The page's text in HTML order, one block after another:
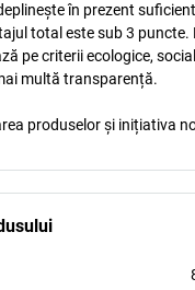
în prezent
total este sub 3
pe criterii ecologice,
multă transparență.
produselor și inițiativa